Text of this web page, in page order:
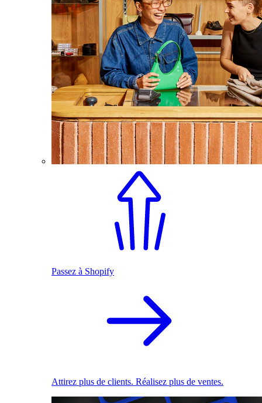
Passez à Shopify
Attirez plus de clients. Réalisez plus de ventes.